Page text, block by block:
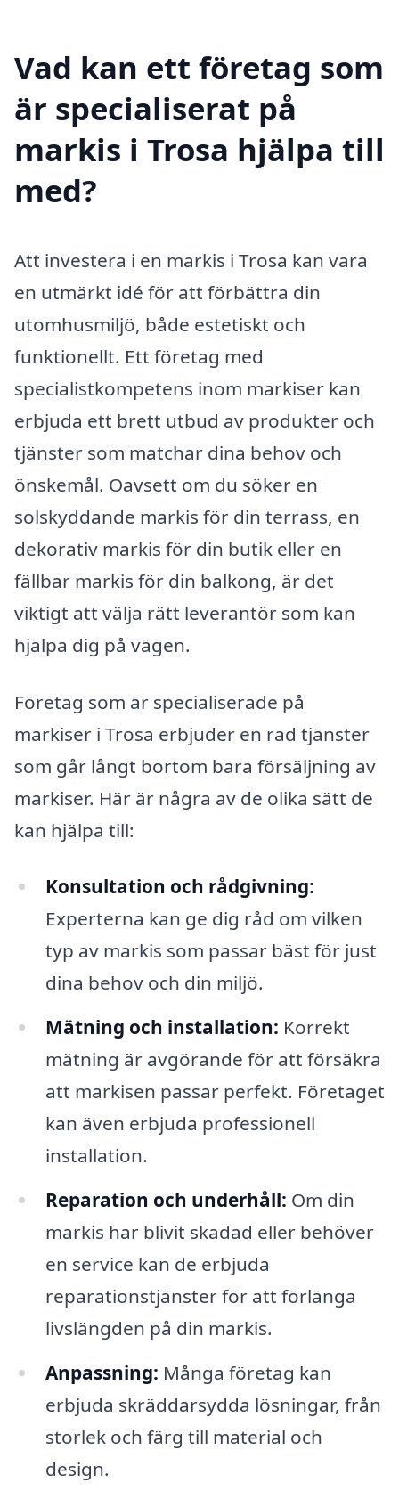
Vad kan ett företag som
är specialiserat på
markis i Trosa hjälpa till
med?
Att investera i en markis i Trosa kan vara
en utmärkt idé för att förbättra din
utomhusmiljö, både estetiskt och
funktionellt. Ett företag med
specialistkompetens inom markiser kan
erbjuda ett brett utbud av produkter och
tjänster som matchar dina behov och
önskemål. Oavsett om du söker en
solskyddande markis för din terrass, en
dekorativ markis för din butik eller en
fällbar markis för din balkong, är det
viktigt att välja rätt leverantör som kan
hjälpa dig på vägen.
Företag som är specialiserade på
markiser i Trosa erbjuder en rad tjänster
som går långt bortom bara försäljning av
markiser. Här är några av de olika sätt de
kan hjälpa till:
Konsultation och rådgivning:
Experterna kan ge dig råd om vilken
typ av markis som passar bäst för just
dina behov och din miljö.
Mätning och installation: Korrekt
mätning är avgörande för att försäkra
att markisen passar perfekt. Företaget
kan även erbjuda professionell
installation.
Reparation och underhåll: Om din
markis har blivit skadad eller behöver
en service kan de erbjuda
reparationstjänster för att förlänga
livslängden på din markis.
Anpassning: Många företag kan
erbjuda skräddarsydda lösningar, från
storlek och färg till material och
design.